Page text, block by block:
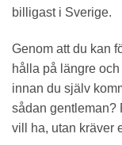
billigast i Sverige.
Genom att du kan
hålla på längre
innan du själv
sådan gentleman?
vill ha, utan kräver